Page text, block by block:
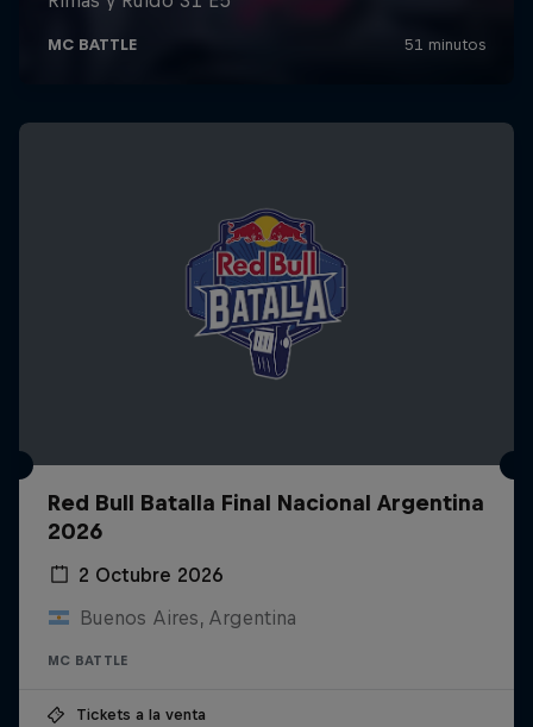
Red Bull Batalla Final Nacional Argentina
2026
2 Octubre 2026
Buenos Aires, Argentina
MC BATTLE
Tickets a la venta